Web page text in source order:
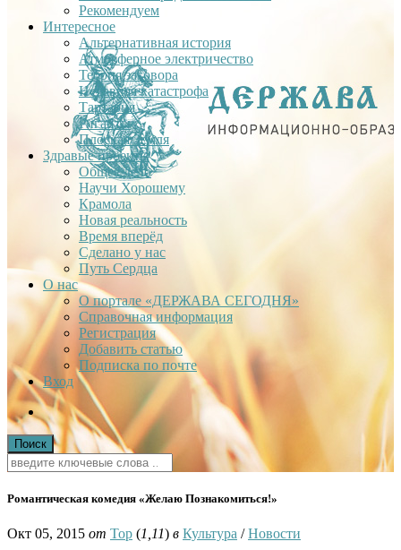
Рекомендуем
Интересное
Альтернативная история
Атмосферное электричество
Теория заговора
Недавняя катастрофа
Тартария
Гиганты
Плоская Земля
Здравые проекты
Общее дело
Научи Хорошему
Крамола
Новая реальность
Время вперёд
Сделано у нас
Путь Сердца
О нас
О портале «ДЕРЖАВА СЕГОДНЯ»
Справочная информация
Регистрация
Добавить статью
Подписка по почте
Вход
Романтическая комедия «Желаю Познакомиться!»
Окт 05, 2015 от Тор (1,11) в Культура /Новости